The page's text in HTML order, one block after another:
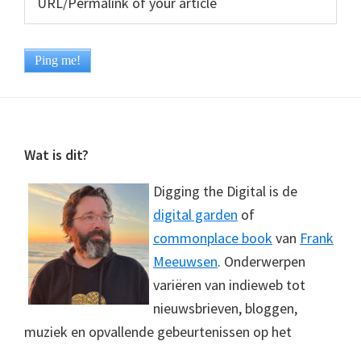
Footer
Wat is dit?
Digging the Digital is de
digital garden of
commonplace bookvan Frank
Meeuwsen. Onderwerpen
variëren van indieweb tot
nieuwsbrieven, bloggen,
muziek en opvallende gebeurtenissen op het